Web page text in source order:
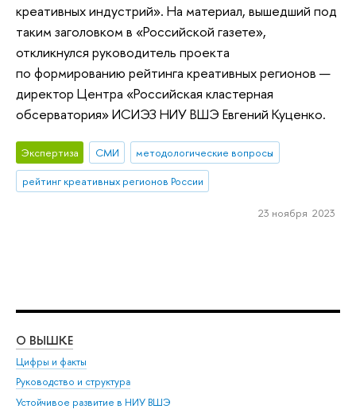
креативных индустрий». На материал, вышедший под
таким заголовком в «Российской газете»,
откликнулся руководитель проекта
по формированию рейтинга креативных регионов —
директор Центра «Российская кластерная
обсерватория» ИСИЭЗ НИУ ВШЭ Евгений Куценко.
Экспертиза СМИ
методологические вопросы
рейтинг креативных регионов России
23 ноября 2023
О ВЫШКЕ
Цифры и факты
Руководство и структура
Устойчивое развитие в НИУ ВШЭ